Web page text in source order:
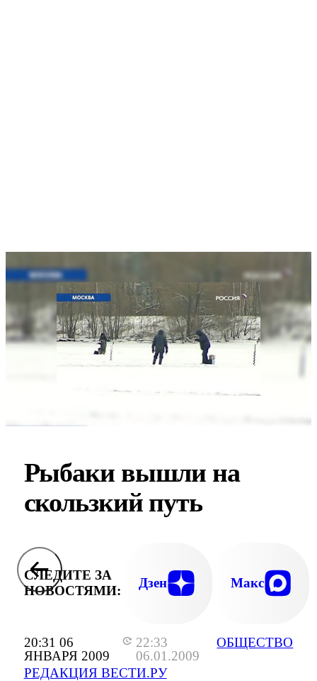
20:31 06
ЯНВАРЯ 2009
22:33
06.01.2009
РЕДАКЦИЯ ВЕСТИ.РУ
ОБЩЕСТВО
Рыбаки вышли на
скользкий путь
СЛЕДИТЕ ЗА
НОВОСТЯМИ:
Дзен Макс